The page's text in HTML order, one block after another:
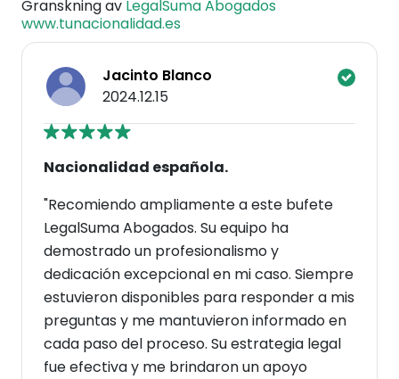
Granskning av LegalSuma Abogados
www.tunacionalidad.es
Jacinto Blanco
2024.12.15
Nacionalidad española.
"Recomiendo ampliamente a este bufete
LegalSuma Abogados. Su equipo ha
demostrado un profesionalismo y
dedicación excepcional en mi caso. Siempre
estuvieron disponibles para responder a mis
preguntas y me mantuvieron informado en
cada paso del proceso. Su estrategia legal
fue efectiva y me brindaron un apoyo